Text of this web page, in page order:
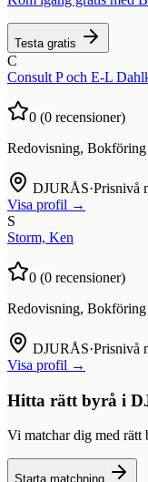
Testa gratis
C
Consult P och E-L
0 (0 recensioner)
Redovisning, Bokföring
DJURÅS·Prisnivå
Visa profil →
S
Storm, Ken
0 (0 recensioner)
Redovisning, Bokföring
DJURÅS·Prisnivå
Visa profil →
Hitta rätt byrå i
Vi matchar dig med rätt
Starta matchning